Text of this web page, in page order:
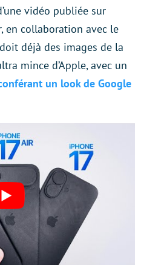
vidéo publiée sur
en collaboration avec le
déjà des images de la
mince d’Apple, avec un
un look de Google